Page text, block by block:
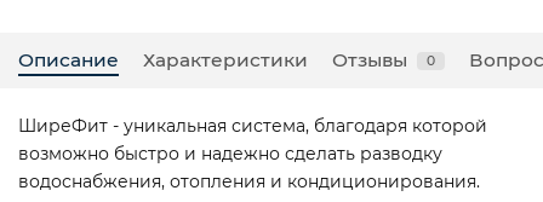
Описание Характеристики Отзывы 0
ШиреФит - уникальная система, благодаря которой
возможно быстро и надежно сделать разводку
водоснабжения, отопления и кондиционирования.